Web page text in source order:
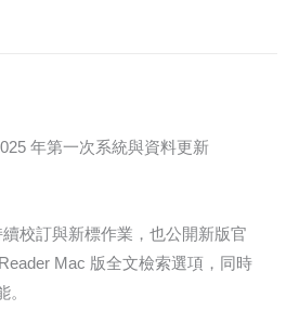
年第一次系統與資料更新
校訂與新標作業，也公開新版官
Mac 版全文檢索選項，同時
。